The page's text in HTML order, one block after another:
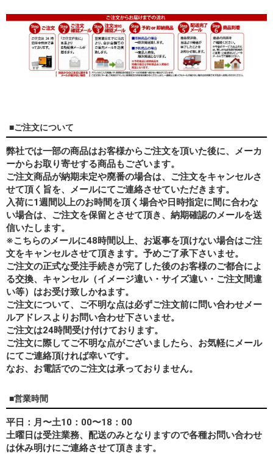
■ご注文について
弊社では一部の商品はお客様からご注文を頂いた後に、メーカ
ーからお取り寄せする商品もございます。
ご注文商品が納期未定や廃番の場合は、ご注文をキャンセルさ
せて頂く旨を、メールにてご連絡させていただきます。
入荷に1週間以上のお時間を頂く場合や日時指定に間に合わな
い場合は、ご注文を保留とさせて頂き、納期確認のメールを送
信いたします。
※こちらのメールに48時間以上、お返事を頂けない場合はご注
文をキャンセルさせて頂きます。予めご了承下さいませ。
ご注文の正式な受注手続きが完了した後のお客様のご都合によ
る交換、キャンセル（イメージ違い・サイズ違い・ご注文間違
い等）はお受け致しかねます。
ご注文について、ご不明な点は必ずご注文前に問い合わせメー
ルアドレスよりお問い合わせ下さいませ。
ご注文は24時間受け付けております。
ご注文に際してご不明な点がございましたら、お気軽にメール
にてご連絡頂ければ幸いです。
なお、 お電話でのご注文は承っておりません。
■営業時間
平日：月〜土10：00〜18：00
土曜日は受注業務、配送のみとなりますので各種お問い合わせ
は休み明けにご連絡させて頂きます。